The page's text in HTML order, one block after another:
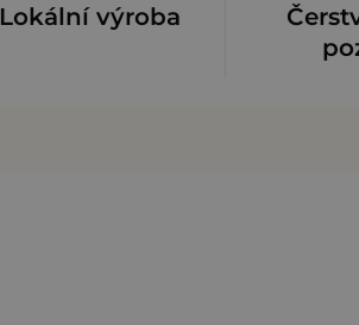
Lokální výroba